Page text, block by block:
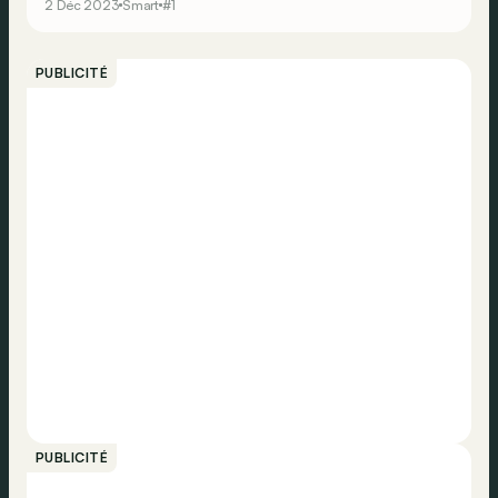
2 Déc 2023 Smart #1
PUBLICITÉ
PUBLICITÉ